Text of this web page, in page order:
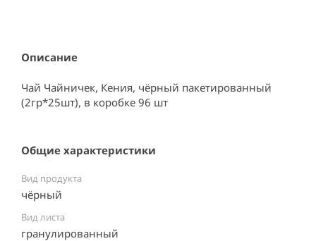
Описание
Чай Чайничек, Кения, чёрный пакетированный
(2гр*25шт), в коробке 96 шт
Общие характеристики
Вид продукта
чёрный
Вид листа
гранулированный